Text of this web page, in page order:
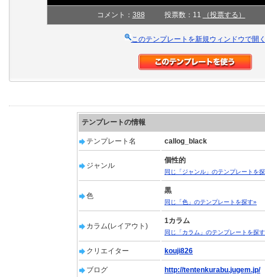
コメント： 388 投票数：11 （投票する）
このテンプレートを新規ウィンドウで開
テンプレートの情報
テンプレート名 callog_black
ジャンル
個性的
同じ「ジャンル」のテンプレートを
色
黒
同じ「色」のテンプレートを探す»
カラム(レイアウト)
1カラム
同じ「カラム」のテンプレートを探
クリエイター kouji826
ブログ http://tentenkurabu.jugem.jp/